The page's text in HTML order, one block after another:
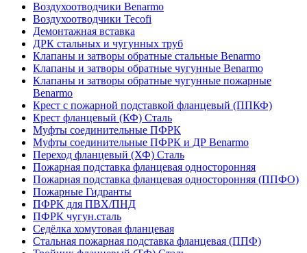
Воздухоотводчики Benarmo
Воздухоотводчики Tecofi
Демонтажная вставка
ДРК стальных и чугунных труб
Клапаны и затворы обратные стальные Benarmo
Клапаны и затворы обратные чугунные Benarmo
Клапаны и затворы обратные чугунные пожарные
Benarmo
Крест с пожарной подставкой фланцевый (ППКФ)
Крест фланцевый (КФ) Сталь
Муфты соединительные ПФРК
Муфты соединительные ПФРК и ДР Benarmo
Переход фланцевый (ХФ) Сталь
Пожарная подставка фланцевая односторонняя
Пожарная подставка фланцевая односторонняя (ППФО)
Пожарные Гидранты
ПФРК для ПВХ/ПНД
ПФРК чугун.сталь
Седёлка хомутовая фланцевая
Стальная пожарная подставка фланцевая (ППФ)